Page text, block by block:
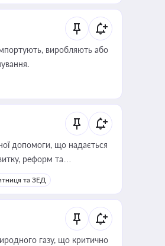
виробляють або
допомоги, що надається
реформ та
та ЗЕД
газу, що критично